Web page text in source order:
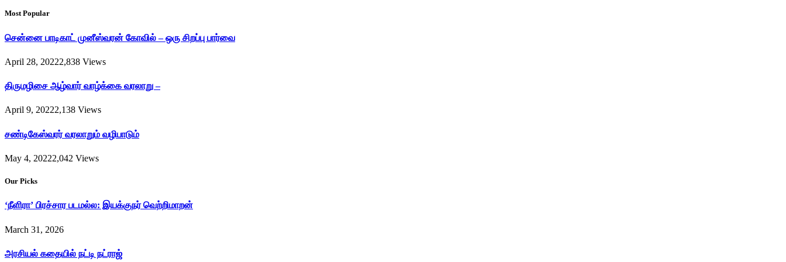
Most Popular
சென்னை பாடிகாட் முனீஸ்வரன் கோவில் – ஒரு சிறப்பு பார்வை
April 28, 20222,838 Views
திருமழிசை ஆழ்வார் வாழ்க்கை வரலாறு –
April 9, 20222,138 Views
சண்டிகேஸ்வரர் வரலாறும் வழிபாடும்
May 4, 20222,042 Views
Our Picks
‘நீளிரா’ பிரச்சார படமல்ல: இயக்குநர் வெற்றிமாறன்
March 31, 2026
அரசியல் கதையில் நட்டி நட்ராஜ்